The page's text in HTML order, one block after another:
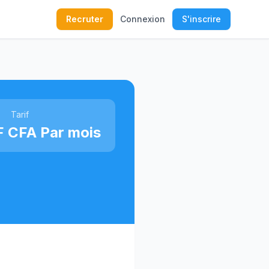
Recruter Connexion S'inscrire
Tarif
CFA Par mois